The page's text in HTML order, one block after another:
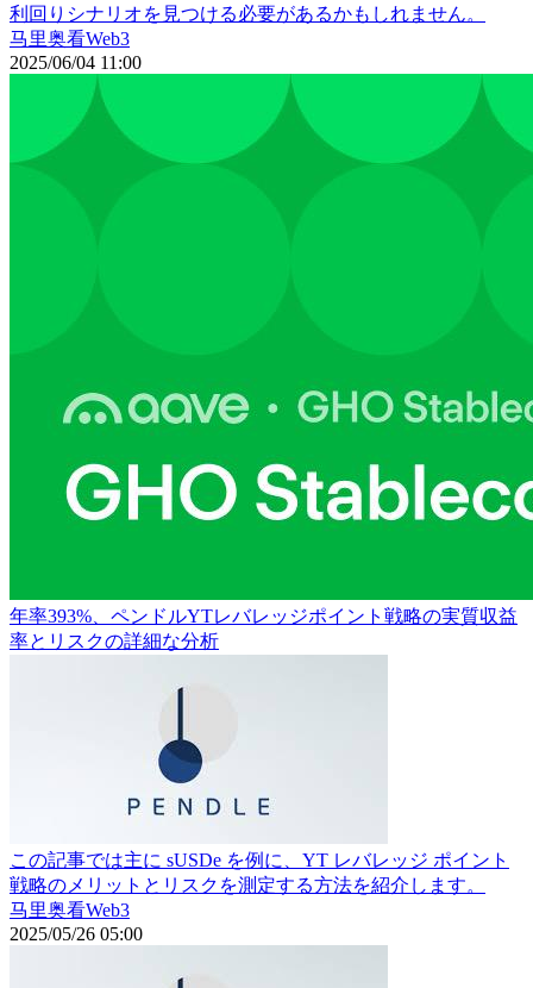
利回りシナリオを見つける必要があるかもしれません。
马里奥看Web3
2025/06/04 11:00
年率393%、ペンドルYTレバレッジポイント戦略の実質収益
率とリスクの詳細な分析
この記事では主に sUSDe を例に、YT レバレッジ ポイント
戦略のメリットとリスクを測定する方法を紹介します。
马里奥看Web3
2025/05/26 05:00